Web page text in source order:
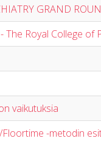
GRAND
The Royal College of
vaikutuksia
-metodin